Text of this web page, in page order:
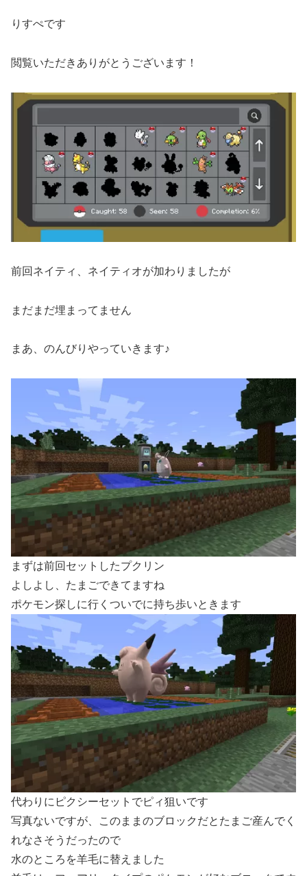
りすぺです
閲覧いただきありがとうございます！
前回ネイティ、ネイティオが加わりましたが
まだまだ埋まってません
まあ、のんびりやっていきます♪
まずは前回セットしたプクリン
よしよし、たまごできてますね
ポケモン探しに行くついでに持ち歩いときます
代わりにピクシーセットでピィ狙いです
写真ないですが、このままのブロックだとたまご産んでく
れなさそうだったので
水のところを羊毛に替えました